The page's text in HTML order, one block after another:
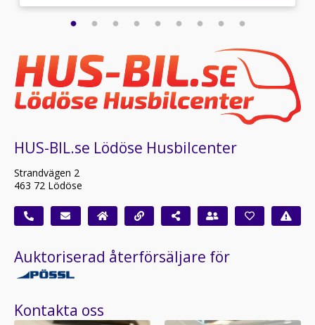
HUS-BIL.se Lödöse Husbilcenter
Strandvägen 2
463 72 Lödöse
Auktoriserad återförsäljare för
Kontakta oss